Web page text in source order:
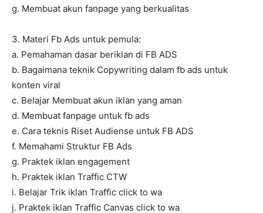
g. Membuat akun fanpage yang berkualitas
3. Materi Fb Ads untuk pemula:
a. Pemahaman dasar beriklan di FB ADS
b. Bagaimana teknik Copywriting dalam fb ads untuk
konten viral
c. Belajar Membuat akun iklan yang aman
d. Membuat fanpage untuk fb ads
e. Cara teknis Riset Audiense untuk FB ADS
f. Memahami Struktur FB Ads
g. Praktek iklan engagement
h. Praktek iklan Traffic CTW
i. Belajar Trik iklan Traffic click to wa
j. Praktek iklan Traffic Canvas click to wa